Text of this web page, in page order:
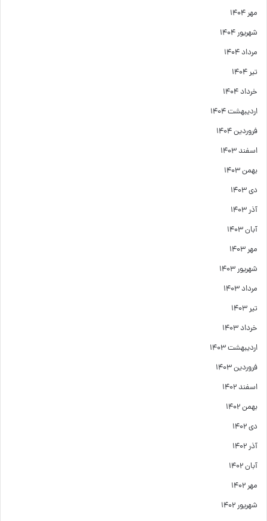
مهر ۱۴۰۴
شهریور ۱۴۰۴
مرداد ۱۴۰۴
تیر ۱۴۰۴
خرداد ۱۴۰۴
اردیبهشت ۱۴۰۴
فروردین ۱۴۰۴
اسفند ۱۴۰۳
بهمن ۱۴۰۳
دی ۱۴۰۳
آذر ۱۴۰۳
آبان ۱۴۰۳
مهر ۱۴۰۳
شهریور ۱۴۰۳
مرداد ۱۴۰۳
تیر ۱۴۰۳
خرداد ۱۴۰۳
اردیبهشت ۱۴۰۳
فروردین ۱۴۰۳
اسفند ۱۴۰۲
بهمن ۱۴۰۲
دی ۱۴۰۲
آذر ۱۴۰۲
آبان ۱۴۰۲
مهر ۱۴۰۲
شهریور ۱۴۰۲